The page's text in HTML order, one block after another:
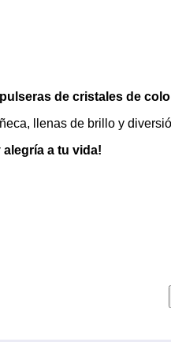
de cristales de
llenas de brillo y
a tu vida!